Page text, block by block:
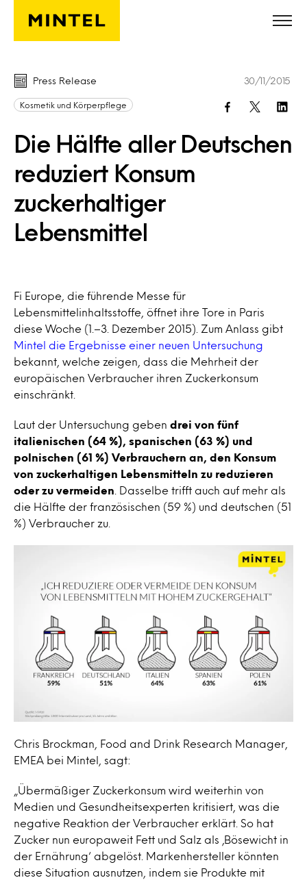
Skip to main content
Press Release
Kosmetik und Körperpflege
Die Hälfte aller Deutschen
reduziert Konsum
zuckerhaltiger
Lebensmittel
30/11/2015
Fi Europe, die führende Messe für
Lebensmittelinhaltsstoffe, öffnet ihre Tore in Paris
diese Woche (1.–3. Dezember 2015). Zum Anlass gibt
Mintel die Ergebnisse einer neuen Untersuchung
bekannt, welche zeigen, dass die Mehrheit der
europäischen Verbraucher ihren Zuckerkonsum
einschränkt.
Laut der Untersuchung geben drei von fünf
italienischen (64 %), spanischen (63 %) und
polnischen (61 %) Verbrauchern an, den Konsum
von zuckerhaltigen Lebensmitteln zu reduzieren
oder zu vermeiden . Dasselbe trifft auch auf mehr als
die Hälfte der französischen (59 %) und deutschen (51
%) Verbraucher zu.
Chris Brockman, Food and Drink Research Manager,
EMEA bei Mintel, sagt:
„Übermäßiger Zuckerkonsum wird weiterhin von
Medien und Gesundheitsexperten kritisiert, was die
negative Reaktion der Verbraucher erklärt. So hat
Zucker nun europaweit Fett und Salz als ‚Bösewicht in
der Ernährung‘ abgelöst. Markenhersteller könnten
diese Situation ausnutzen, indem sie Produkte mit